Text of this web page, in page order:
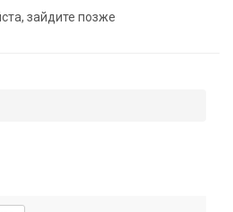
зайдите позже